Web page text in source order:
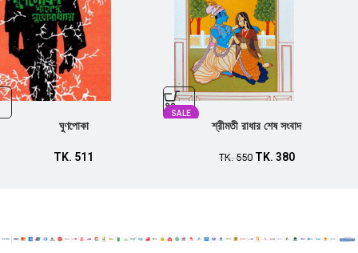
ঘুণপোকা
TK. 511
SALE
শ্রীমতী রাধার শেষ সংবাদ
TK.550 TK. 380